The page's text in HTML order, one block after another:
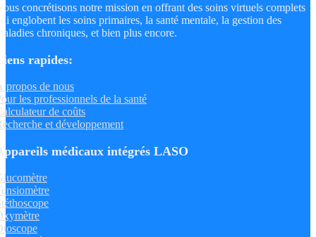
concrétisons notre mission en offrant des soins virtuels complets
englobent les soins primaires, la santé mentale, la gestion des
chroniques, et bien plus encore.
rapides:
propos de nous
les professionnels de la santé
de coûts
et développement
médicaux intégrés LASO